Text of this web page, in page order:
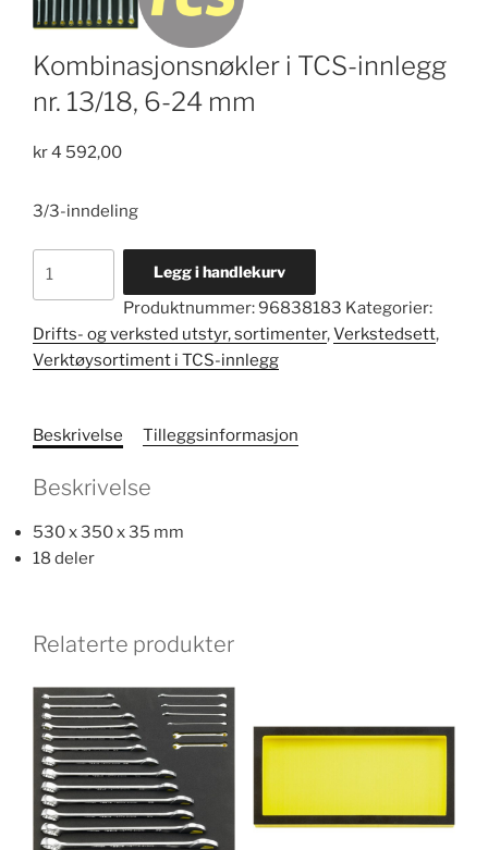
Kombinasjonsnøkler i TCS-innlegg
nr. 13/18, 6-24 mm
kr4 592,00
3/3-inndeling
Kombinasjonsnøkler
innlegg
nr.
24
antall
Legg i handlekurv
Produktnummer:96838183 Kategorier:
Drifts- og verksted utstyr, sortimenter,Verkstedsett,
Verktøysortiment i TCS-innlegg
Beskrivelse Tilleggsinformasjon
Beskrivelse
530 x 350 x 35 mm
18 deler
Relaterte produkter